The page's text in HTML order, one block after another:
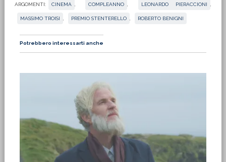
ARGOMENTI: CINEMA COMPLEANNO LEONARDO PIERACCIONI
MASSIMO TROISI PREMIO STENTERELLO ROBERTO BENIGNI
Potrebbero interessarti anche